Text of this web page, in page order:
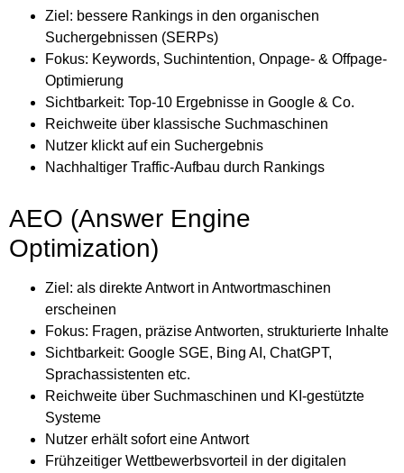
Ziel: bessere Rankings in den organischen
Suchergebnissen (SERPs)
Fokus: Keywords, Suchintention, Onpage- & Offpage-
Optimierung
Sichtbarkeit: Top-10 Ergebnisse in Google & Co.
Reichweite über klassische Suchmaschinen
Nutzer klickt auf ein Suchergebnis
Nachhaltiger Traffic-Aufbau durch Rankings
AEO (Answer Engine
Optimization)
Ziel: als direkte Antwort in Antwortmaschinen
erscheinen
Fokus: Fragen, präzise Antworten, strukturierte Inhalte
Sichtbarkeit: Google SGE, Bing AI, ChatGPT,
Sprachassistenten etc.
Reichweite über Suchmaschinen und KI-gestützte
Systeme
Nutzer erhält sofort eine Antwort
Frühzeitiger Wettbewerbsvorteil in der digitalen